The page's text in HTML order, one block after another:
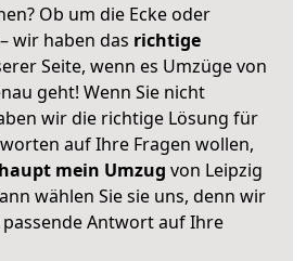
Ob um die Ecke oder
wir haben das richtige
Seite, wenn es Umzüge von
geht! Wenn Sie nicht
wir die richtige Lösung für
auf Ihre Fragen wollen,
mein Umzug von Leipzig
wählen Sie sie uns, denn wir
Antwort auf Ihre